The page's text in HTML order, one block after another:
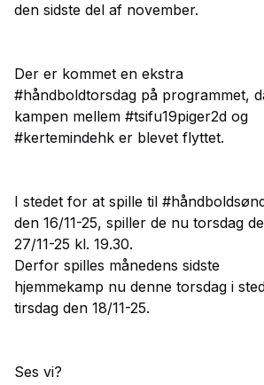
den sidste del af november.
Der er kommet en ekstra
#håndboldtorsdag på programmet,
kampen mellem #tsifu19piger2d og
#kertemindehk er blevet flyttet.
I stedet for at spille til
den 16/11-25, spiller de nu torsdag
27/11-25 kl. 19.30.
Derfor spilles månedens sidste
hjemmekamp nu denne torsdag i
tirsdag den 18/11-25.
Ses vi?